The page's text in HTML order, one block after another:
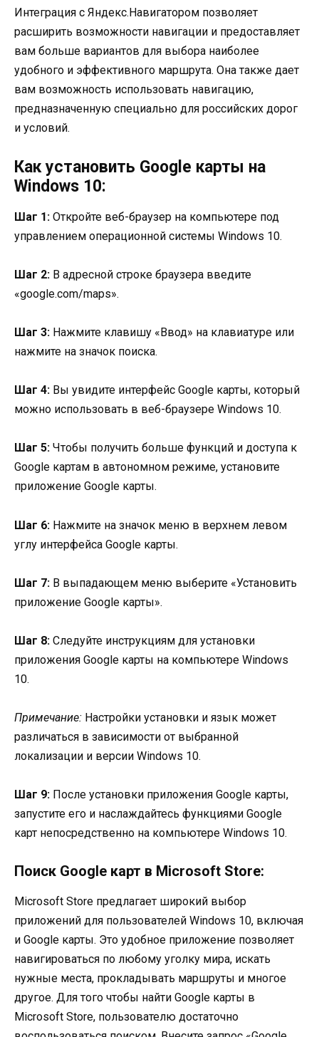
Интеграция с Яндекс.Навигатором позволяет
расширить возможности навигации и предоставляет
вам больше вариантов для выбора наиболее
удобного и эффективного маршрута. Она также дает
вам возможность использовать навигацию,
предназначенную специально для российских дорог
и условий.
Как установить Google карты на
Windows 10:
Шаг 1: Откройте веб-браузер на компьютере под
управлением операционной системы Windows 10.
Шаг 2: В адресной строке браузера введите
«google.com/maps».
Шаг 3: Нажмите клавишу «Ввод» на клавиатуре или
нажмите на значок поиска.
Шаг 4: Вы увидите интерфейс Google карты, который
можно использовать в веб-браузере Windows 10.
Шаг 5: Чтобы получить больше функций и доступа к
Google картам в автономном режиме, установите
приложение Google карты.
Шаг 6: Нажмите на значок меню в верхнем левом
углу интерфейса Google карты.
Шаг 7: В выпадающем меню выберите «Установить
приложение Google карты».
Шаг 8: Следуйте инструкциям для установки
приложения Google карты на компьютере Windows
10.
Примечание: Настройки установки и язык может
различаться в зависимости от выбранной
локализации и версии Windows 10.
Шаг 9: После установки приложения Google карты,
запустите его и наслаждайтесь функциями Google
карт непосредственно на компьютере Windows 10.
Поиск Google карт в Microsoft Store:
Microsoft Store предлагает широкий выбор
приложений для пользователей Windows 10, включая
и Google карты. Это удобное приложение позволяет
навигироваться по любому уголку мира, искать
нужные места, прокладывать маршруты и многое
другое. Для того чтобы найти Google карты в
Microsoft Store, пользователю достаточно